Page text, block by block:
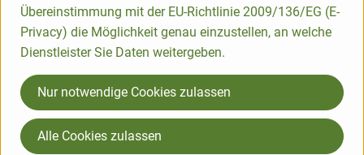
Zutaten
Nährwert-Info
Übereinstimmung mit der EU-Richtlinie 2009/136/EG (E-
Privacy) die Möglichkeit genau einzustellen, an welche
Dienstleister Sie Daten weitergeben.
Nur notwendige Cookies zulassen
Alle Cookies zulassen